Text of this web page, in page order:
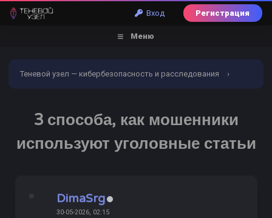
Вход Регистрация
Меню
Теневой узел — кибербезопасность и расследования ›
3 способа, как мошенники
используют уголовные статьи
DimaSrg
30-05-2026, 02:15